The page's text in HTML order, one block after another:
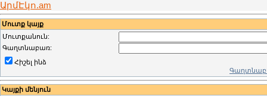
ԱրմԷկո.am
Մուտք կայք
Մուտքանուն:
Գաղտնաբառ:
Հիշել ինձ
Կայքի մենյուն